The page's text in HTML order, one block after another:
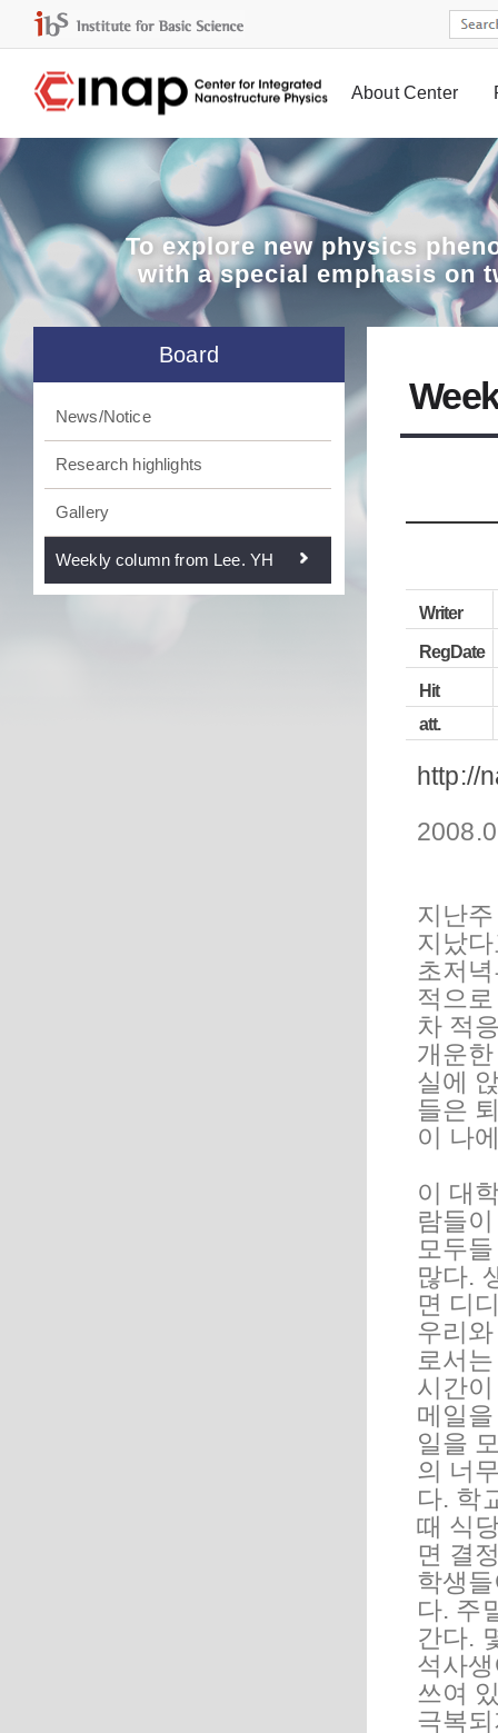
About Center
To explorenew physics
with a special emphasis on
Board
News/Notice
Research highlights
Gallery
Weekly column from Lee. YH
Writer
RegDate
Hit
att.
http://
지난
지났
초저
적으
차 적
개운
실에
들은
이 나
이 대
람들
모두
많다.
면 디
우리
로서
시간
메일
일을
의 너
다. 학
때 식
면 결
학생
다. 주
간다.
석사
쓰여
극복